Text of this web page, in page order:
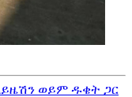
ወይም ዱቄት ጋር